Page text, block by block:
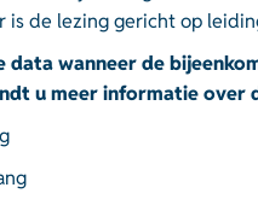
de lezing gericht op
data wanneer de
u meer informatie over